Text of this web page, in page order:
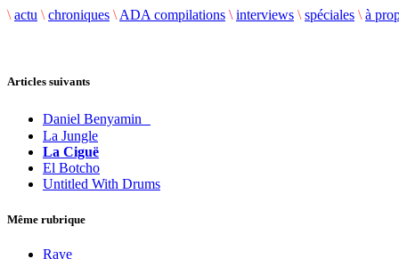
\ actu \ chroniques \ ADA compilations \ interviews \ spéciales \ à
Articles suivants
Daniel Benyamin
La Jungle
La Ciguë
El Botcho
Untitled With Drums
Même rubrique
Raye